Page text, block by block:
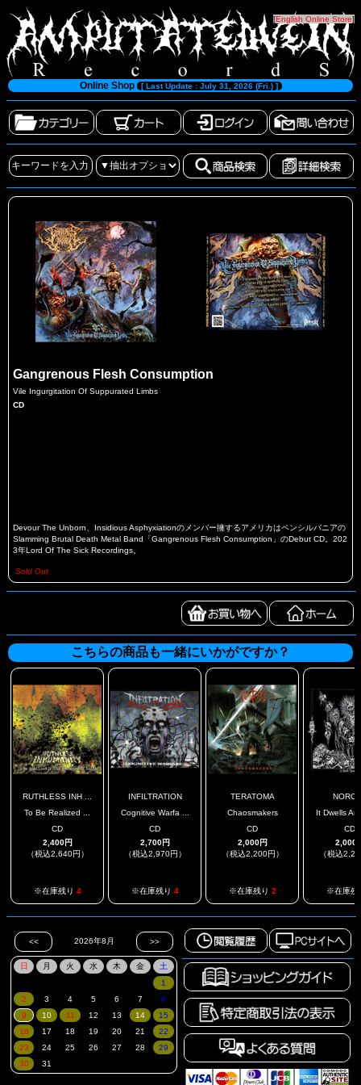
[English Online Store]
Online Shop [ Last Update : July 31, 2026 (Fri.) ]
Gangrenous Flesh Consumption
Vile Ingurgitation Of Suppurated Limbs
CD
Devour The Unborn、Insidious Asphyxiationのメンバー擁するアメリカはペンシルバニアの
Slamming Brutal Death Metal Band「Gangrenous Flesh Consumption」のDebut CD。202
3年Lord Of The Sick Recordings。
Sold Out
こちらの商品も一緒にいかがですか？
RUTHLESS INH ...
To Be Realized ...
CD
2,400円
（税込2,640円）
※在庫残り 4
INFILTRATION
Cognitive Warfa ...
CD
2,700円
（税込2,970円）
※在庫残り 4
TERATOMA
Chaosmakers
CD
2,000円
（税込2,200円）
※在庫残り 2
It Dwells
CD
2,000
（税込
※在庫残